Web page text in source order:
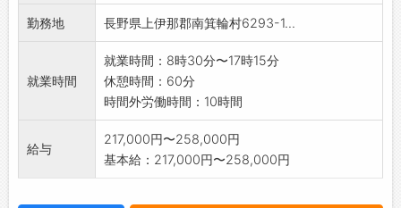
から)
※変更範囲:会社の定める業務
勤務地 長野県上伊那郡南箕輪村6293-1...
就業時間
就業時間：8時30分〜17時15分
休憩時間：60分
時間外労働時間：10時間
給与
217,000円〜258,000円
基本給：217,000円〜258,000円